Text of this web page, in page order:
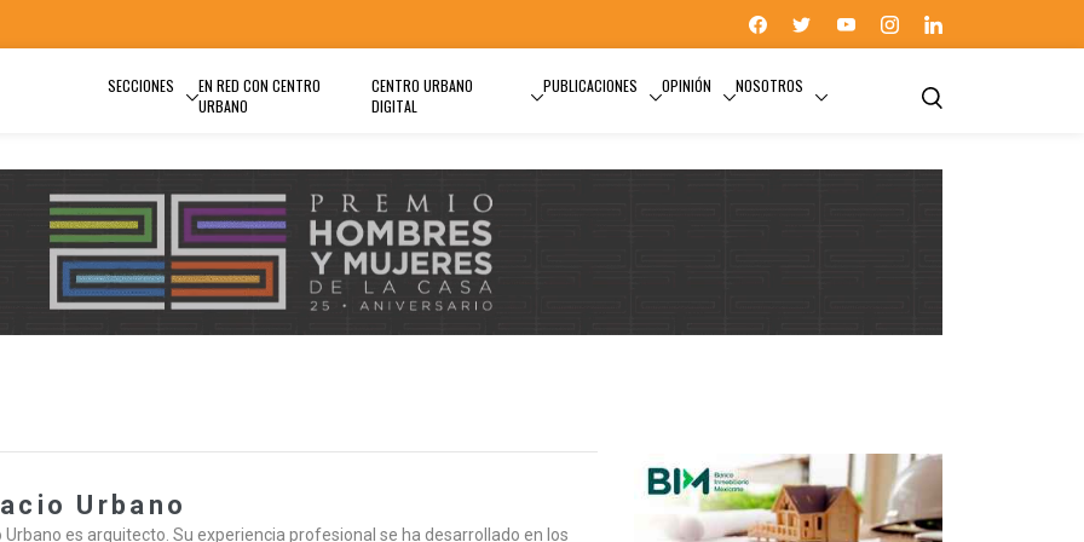
SECCIONES
EN RED CON CENTRO
URBANO
CENTRO URBANO
DIGITAL
PUBLICACIONES OPINIÓN NOSOTROS
Urbano
Urbano es arquitecto. Su experiencia profesional se ha desarrollado en los